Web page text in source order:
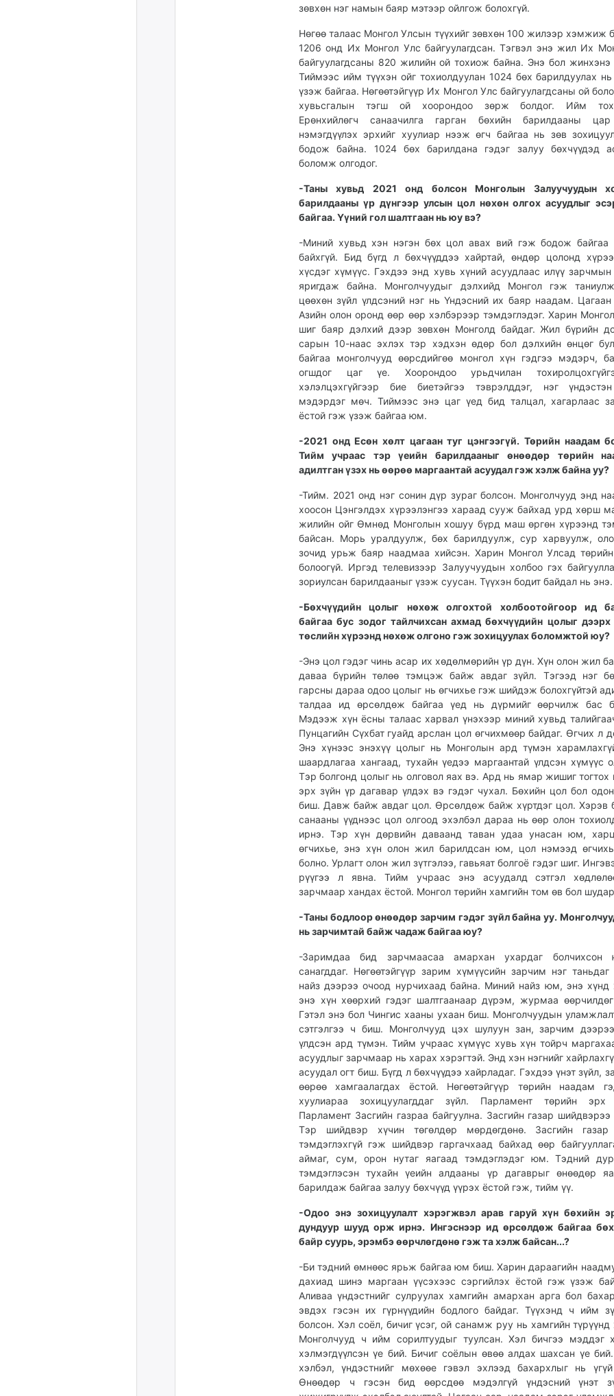
зөвхөн нэг намын баяр мэтээр ойлгож болохгүй.
Нөгөө талаас Монгол Улсын түүхийг зөвхөн 100 жилээр хэмжиж
1206 онд Их Монгол Улс байгуулагдсан. Тэгвэл энэ жил Их
байгуулагдсаны 820 жилийн ой тохиож байна. Энэ бол жинхэнэ
Тиймээс ийм түүхэн ойг тохиолдуулан 1024 бөх барилдуулах
үзэж байгаа. Нөгөөтэйгүүр Их Монгол Улс байгуулагдсаны ой
хувьсгалын тэгш ой хоорондоо зөрж болдог. Ийм
Ерөнхийлөгч санаачилга гарган бөхийн барилдааны
нэмэгдүүлэх эрхийг хуулиар нээж өгч байгаа нь зөв
бодож байна. 1024 бөх барилдана гэдэг залуу бөхчүүдэд
боломж олгодог.
-Таны хувьд 2021 онд болсон Монголын Залуучуудын
барилдааны үр дүнгээр улсын цол нөхөн олгох асуудлыг
байгаа. Үүний гол шалтгаан нь юу вэ?
-Миний хувьд хэн нэгэн бөх цол авах вий гэж бодож байгаа
байхгүй. Бид бүгд л бөхчүүддээ хайртай, өндөр цолонд
хүсдэг хүмүүс. Гэхдээ энд хувь хүний асуудлаас илүү зарчмын
яригдаж байна. Монголчуудыг дэлхийд Монгол гэж
цөөхөн зүйл үлдсэний нэг нь Үндэсний их баяр наадам.
Азийн олон оронд өөр өөр хэлбэрээр тэмдэглэдэг. Харин
шиг баяр дэлхий дээр зөвхөн Монголд байдаг. Жил бүрийн
сарын 10-наас эхлэх тэр хэдхэн өдөр бол дэлхийн өнцөг
байгаа монголчууд өөрсдийгөө монгол хүн гэдгээ мэдэрч,
огшдог цаг үе. Хоорондоо урьдчилан
хэлэлцэхгүйгээр бие биетэйгээ тэврэлддэг, нэг
мэдэрдэг мөч. Тиймээс энэ цаг үед бид талцал, хагарлаас
ёстой гэж үзэж байгаа юм.
-2021 онд Есөн хөлт цагаан туг цэнгээгүй. Төрийн наадам
Тийм учраас тэр үеийн барилдааныг өнөөдөр төрийн
адилтган үзэх нь өөрөө маргаантай асуудал гэж хэлж байна уу?
-Тийм. 2021 онд нэг сонин дүр зураг болсон. Монголчууд энд
хоосон Цэнгэлдэх хүрээлэнгээ хараад сууж байхад урд хөрш
жилийн ойг Өмнөд Монголын хошуу бүрд маш өргөн хүрээнд
байсан. Морь уралдуулж, бөх барилдуулж, сур харвуулж,
зочид урьж баяр наадмаа хийсэн. Харин Монгол Улсад
болоогүй. Иргэд телевизээр Залуучуудын холбоо гэх
зориулсан барилдааныг үзэж суусан. Түүхэн бодит байдал нь энэ.
-Бөхчүүдийн цолыг нөхөж олгохтой холбоотойгоор ид
байгаа бус зодог тайлчихсан ахмад бөхчүүдийн цолыг дээрх
төслийн хүрээнд нөхөж олгоно гэж зохицуулах боломжтой юу?
-Энэ цол гэдэг чинь асар их хөдөлмөрийн үр дүн. Хүн олон жил
даваа бүрийн төлөө тэмцэж байж авдаг зүйл. Тэгээд нэг
гарсны дараа одоо цолыг нь өгчихье гэж шийдэж болохгүйтэй
талдаа ид өрсөлдөж байгаа үед нь дүрмийг өөрчилж бас
Мэдээж хүн ёсны талаас харвал үнэхээр миний хувьд
Пунцагийн Сүхбат гуайд арслан цол өгчихмөөр байдаг. Өгчих л
Энэ хүнээс энэхүү цолыг нь Монголын ард түмэн
шаардлагаа хангаад, тухайн үедээ маргаантай үлдсэн хүмүүс
Тэр болгонд цолыг нь олговол яах вэ. Ард нь ямар жишиг тогтох
эрх зүйн үр дагавар үлдэх вэ гэдэг чухал. Бөхийн цол бол
биш. Давж байж авдаг цол. Өрсөлдөж байж хүртдэг цол. Хэрэв
санааны үүднээс цол олгоод эхэлбэл дараа нь өөр олон
ирнэ. Тэр хүн дөрвийн даваанд таван удаа унасан юм,
өгчихье, энэ хүн олон жил барилдсан юм, цол нэмээд
болно. Урлагт олон жил зүтгэлээ, гавьяат болгоё гэдэг шиг.
рүүгээ л явна. Тийм учраас энэ асуудалд сэтгэл
зарчмаар хандах ёстой. Монгол төрийн хамгийн том өв бол
-Таны бодлоор өнөөдөр зарчим гэдэг зүйл байна уу.
нь зарчимтай байж чадаж байгаа юу?
-Заримдаа бид зарчмаасаа амархан ухардаг
санагддаг. Нөгөөтэйгүүр зарим хүмүүсийн зарчим нэг таньдаг
найз дээрээ очоод нурчихаад байна. Миний найз юм, энэ хүнд
энэ хүн хөөрхий гэдэг шалтгаанаар дүрэм, журмаа
Гэтэл энэ бол Чингис хааны ухаан биш. Монголчуудын
сэтгэлгээ ч биш. Монголчууд цэх шулуун зан, зарчим
үлдсэн ард түмэн. Тийм учраас хүмүүс хувь хүн тойрч
асуудлыг зарчмаар нь харах хэрэгтэй. Энд хэн нэгнийг
асуудал огт биш. Бүгд л бөхчүүдээ хайрладаг. Гэхдээ үнэт зүйл,
өөрөө хамгаалагдах ёстой. Нөгөөтэйгүүр төрийн наадам
хуулиараа зохицуулагддаг зүйл. Парламент төрийн эрх
Парламент Засгийн газраа байгуулна. Засгийн газар шийдвэрээ
Тэр шийдвэр хүчин төгөлдөр мөрдөгдөнө. Засгийн газар
тэмдэглэхгүй гэж шийдвэр гаргачхаад байхад өөр
аймаг, сум, орон нутаг яагаад тэмдэглэдэг юм. Тэдний
тэмдэглэсэн тухайн үеийн алдааны үр дагаврыг өнөөдөр
барилдаж байгаа залуу бөхчүүд үүрэх ёстой гэж, тийм үү.
-Одоо энэ зохицуулалт хэрэгжвэл арав гаруй хүн бөхийн
дундуур шууд орж ирнэ. Ингэснээр ид өрсөлдөж байгаа
байр суурь, эрэмбэ өөрчлөгдөнө гэж та хэлж байсан...?
-Би тэдний өмнөөс ярьж байгаа юм биш. Харин дараагийн
дахиад шинэ маргаан үүсэхээс сэргийлэх ёстой гэж үзэж
Аливаа үндэстнийг сулруулах хамгийн амархан арга бол
эвдэх гэсэн их гүрнүүдийн бодлого байдаг. Түүхэнд ч ийм
болсон. Хэл соёл, бичиг үсэг, ой санамж руу нь хамгийн түрүүнд
Монголчууд ч ийм сорилтуудыг туулсан. Хэл бичгээ мэддэг
хэлмэгдүүлсэн үе бий. Бичиг соёлын өвөө алдах шахсан үе
хэлбэл, үндэстнийг мөхөөе гэвэл эхлээд бахархлыг нь үгүй
Өнөөдөр ч гэсэн бид өөрсдөө мэдэлгүй үндэсний үнэт